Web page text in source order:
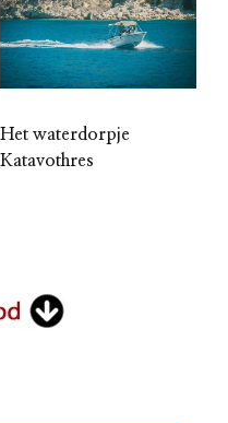
Het waterdorpje
Katavothres